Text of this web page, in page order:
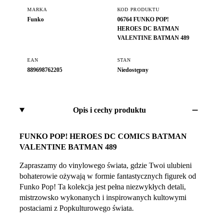
MARKA
Funko
KOD PRODUKTU
06764 FUNKO POP!
HEROES DC BATMAN
VALENTINE BATMAN 489
EAN
889698762205
STAN
Niedostępny
Opis i cechy produktu
FUNKO POP! HEROES DC COMICS BATMAN
VALENTINE BATMAN 489
Zapraszamy do vinylowego świata, gdzie Twoi ulubieni
bohaterowie ożywają w formie fantastycznych figurek od
Funko Pop! Ta kolekcja jest pełna niezwykłych detali,
mistrzowsko wykonanych i inspirowanych kultowymi
postaciami z Popkulturowego świata.